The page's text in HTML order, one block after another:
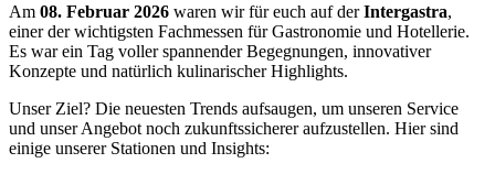
Am 08. Februar 2026 waren wir für euch auf derIntergastra,
einer der wichtigsten Fachmessen für Gastronomie und Hotellerie.
Es war ein Tag voller spannender Begegnungen, innovativer
Konzepte und natürlich kulinarischer Highlights.
Unser Ziel? Die neuesten Trends aufsaugen, um unseren Service
und unser Angebot noch zukunftssicherer aufzustellen. Hier sind
einige unserer Stationen und Insights: